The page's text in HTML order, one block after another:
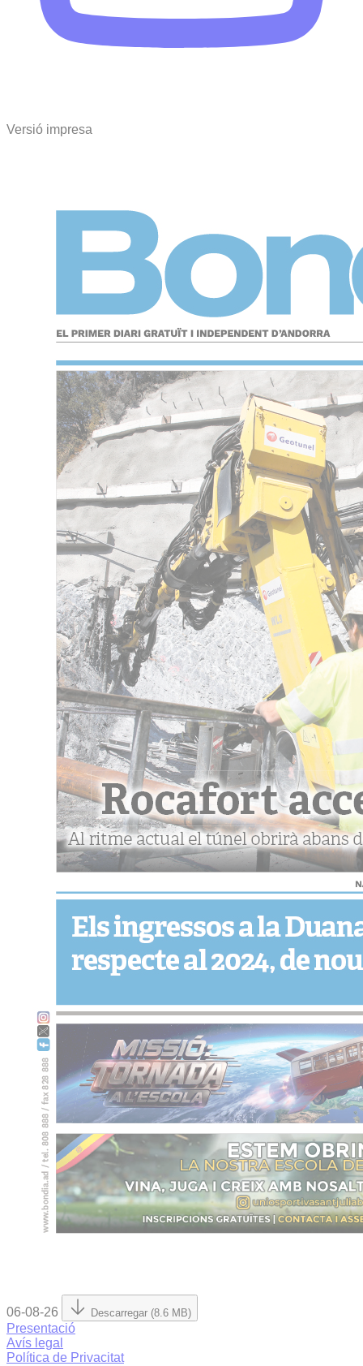
Versió impresa
06-08-26 Descarregar (8.6 MB)
Presentació
Avís legal
Política de Privacitat